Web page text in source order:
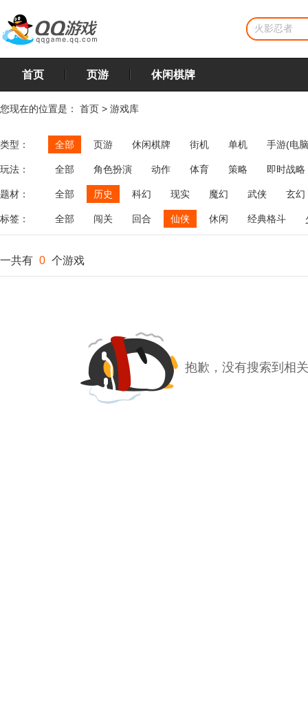
首页 页游 休闲棋牌
您现在的位置是： 首页 > 游戏库
类型： 全部 页游 休闲棋牌 街机 单机 手游(电
玩法： 全部 角色扮演 动作 体育 策略
即时战略
飞行
恋爱 第三人称射击 棋类 牌类 麻将
题材： 全部 历史 科幻 现实 魔幻 武侠 玄幻
标签： 全部 闯关 回合 仙侠 休闲 经典格斗
一共有 0 个游戏
抱歉，没有搜索到相